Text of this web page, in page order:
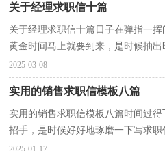
关于经理求职信十篇
关于经理求职信十篇日子在弹指一
黄金时间马上就要到来，是时候抽
信要如何写吗？下面是小编收集整理
2025-03-08
实用的销售求职信模板八篇
实用的销售求职信模板八篇时间过
招手，是时候好好地琢磨一下写求
能具有特色？以下是小编收集整理的
2025-01-17